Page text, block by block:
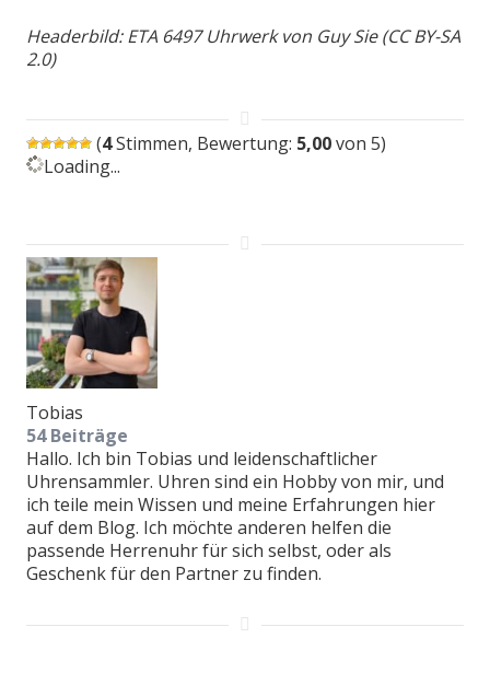
Headerbild: ETA 6497 Uhrwerk von Guy Sie (CC BY-SA
2.0)
(4Stimmen, Bewertung: 5,00von 5)
Loading...
Tobias
54 Beiträge
Hallo. Ich bin Tobias und leidenschaftlicher
Uhrensammler. Uhren sind ein Hobby von mir, und
ich teile mein Wissen und meine Erfahrungen hier
auf dem Blog. Ich möchte anderen helfen die
passende Herrenuhr für sich selbst, oder als
Geschenk für den Partner zu finden.